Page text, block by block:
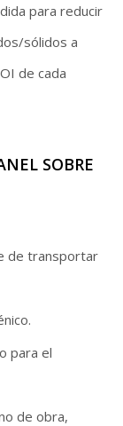
para reducir
sólidos a
de cada
SOBRE
de transportar
para el
de obra,